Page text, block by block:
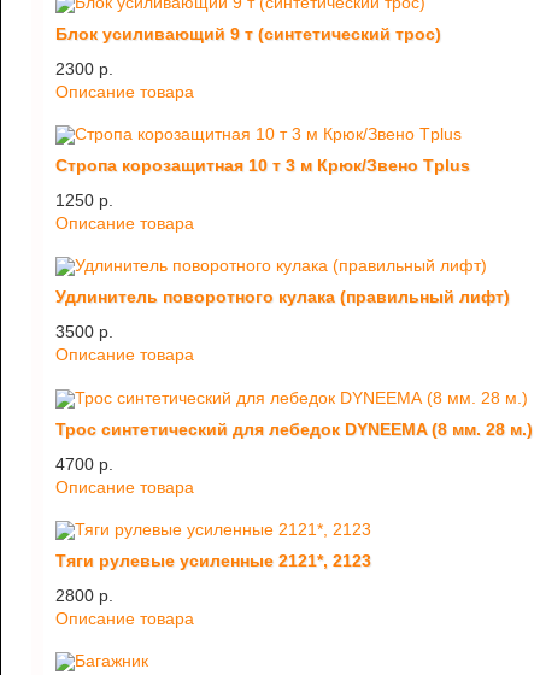
Блок усиливающий 9 т (синтетический трос)
2300 p.
Описание товара
Стропа корозащитная 10 т 3 м Крюк/Звено Tplus
1250 p.
Описание товара
Удлинитель поворотного кулака (правильный лифт)
3500 p.
Описание товара
Трос синтетический для лебедок DYNEEMA (8 мм. 28 м.)
4700 p.
Описание товара
Тяги рулевые усиленные 2121*, 2123
2800 p.
Описание товара